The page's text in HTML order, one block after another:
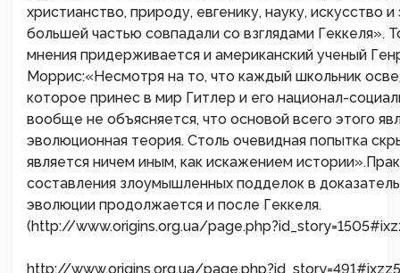
христианство, природу, евгенику, науку, искусство
большей частью совпадали со взглядами Геккеля».
мнения придерживается и американский ученый
Моррис:«Несмотря на то, что каждый школьник
которое принес в мир Гитлер и его национал-
вообще не объясняется, что основой всего этого
эволюционная теория. Столь очевидная попытка
является ничем иным, как искажением
составления злоумышленных подделок в
эволюции продолжается и после Геккеля.
(http://www.origins.org.ua/
http://www.origins.org.ua/